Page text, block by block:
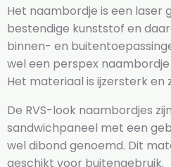
Het naambordje is een laser
bestendige kunststof en
binnen- en
wel een perspex
Het materiaal is ijzersterk en
De RVS-look naambordjes
sandwichpaneel met een
wel dibond genoemd. Dit
geschikt voor buitengebruik.